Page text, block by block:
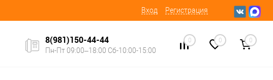
Вход Регистрация
8(981)150-44-44
Пн-Пт 09:00–18:00 Сб-10:00-15:00
0 0 0